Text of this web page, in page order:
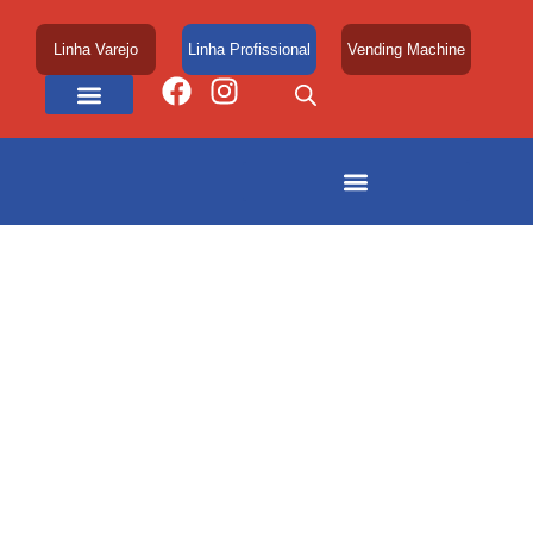
Linha Varejo Linha Profissional Vending Machine